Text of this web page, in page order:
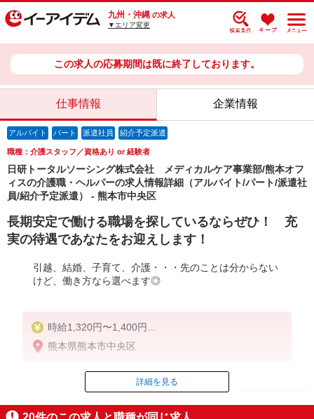
九州・沖縄 の求人
▼エリア変更
この求人の応募期間は既に終了しております。
仕事情報 企業情報
アルバイト パート 派遣社員 紹介予定派遣
職種：介護スタッフ／資格あり or 経験者
日研トータルソーシング株式会社 メディカルケア事業部/熊本オフ
ィスの介護職・ヘルパーの求人情報詳細（アルバイト/パート/派遣社
員/紹介予定派遣） - 熊本市中央区
長期安定で働ける職場を探しているならぜひ！ 充
実の待遇であなたをお迎えします！
引越、結婚、子育て、介護・・・先のことは分からない
けど、働き方なら選べます◎
時給1,320円〜1,400円
◆無資格・経験者：時給1,320円〜
◆初任者研修・経験者：時給1,350円〜
◆介護福祉士：時給1,400円〜
熊本県熊本市中央区
ID：AE0626556830
詳細を見る